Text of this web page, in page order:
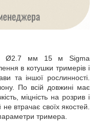
Ø2.7 мм 15 м Sigma
в котушки тримерів і
та іншої рослинності.
По всій довжині має
міцність на розрив і
втрачає своїх якостей.
тримера.